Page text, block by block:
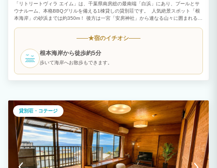
「リトリートヴィラ エイム」は、千葉県南房総の最南端「白浜」にあり、プールとサ
ウナルーム、本格BBQグリルを備える1棟貸しの貸別荘です。 人気絶景スポット「根
本海岸」の砂浜までは約350m！ 後方は一宮「安房神社」から連なる山々に囲まれる静
★宿のイチオシ
根本海岸から徒歩約5分
歩いて海岸へお散歩もできます。
貸別荘・コテージ